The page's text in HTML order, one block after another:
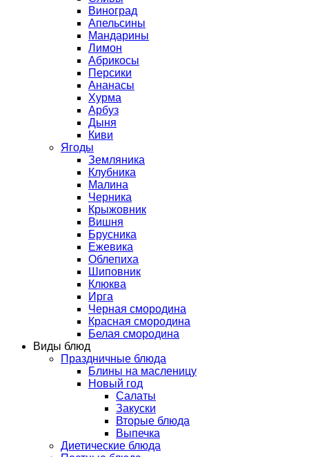
Виноград
Апельсины
Мандарины
Лимон
Абрикосы
Персики
Ананасы
Хурма
Арбуз
Дыня
Киви
Ягоды
Земляника
Клубника
Малина
Черника
Крыжовник
Вишня
Брусника
Ежевика
Облепиха
Шиповник
Клюква
Ирга
Черная смородина
Красная смородина
Белая смородина
Виды блюд
Праздничные блюда
Блины на масленицу
Новый год
Салаты
Закуски
Вторые блюда
Выпечка
Диетические блюда